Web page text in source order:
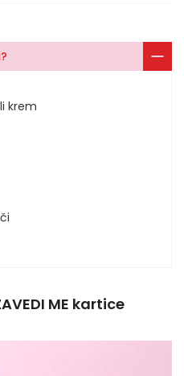
krem
ME kartice